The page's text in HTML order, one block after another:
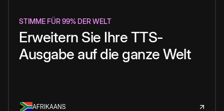
STIMME FÜR 99% DER WELT
Erweitern Sie Ihre TTS-
Ausgabe auf die ganze Welt
AFRIKAANS